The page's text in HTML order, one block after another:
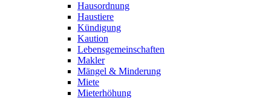
Hausordnung
Haustiere
Kündigung
Kaution
Lebensgemeinschaften
Makler
Mängel & Minderung
Miete
Mieterhöhung